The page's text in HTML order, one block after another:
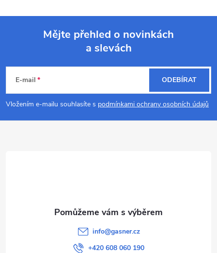
p
a
Mějte přehled o novinkách
a slevách
E-mail
Vložením e-mailu souhlasíte s podmínkami ochrany osobních údajů
ODEBÍRAT
info@gasner.cz
+420 608 060 190